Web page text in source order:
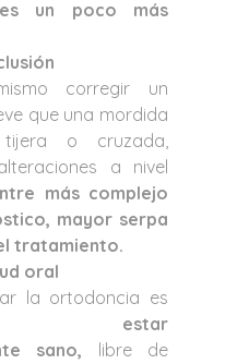
es un poco más
corregir un
que una mordida
o cruzada,
a nivel
más complejo
mayor serpa
tratamiento.
oral
la ortodoncia es
estar
sano, libre de